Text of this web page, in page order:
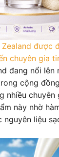
được
chuyên gia
đang nổi lên
cộng
nhiều chuyên
này nhờ
liệu